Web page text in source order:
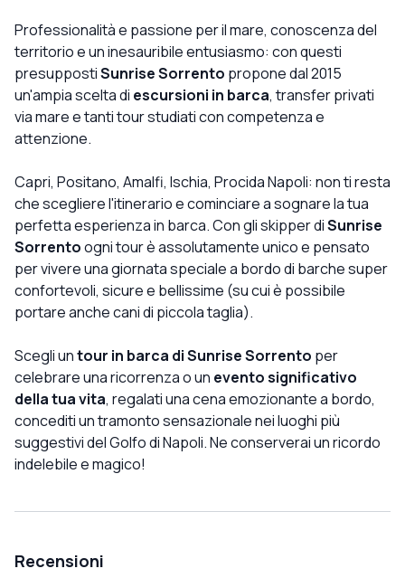
Professionalità e passione per il mare, conoscenza del
territorio e un inesauribile entusiasmo: con questi
presuppostiSunrise Sorrento propone dal 2015
un'ampia scelta di escursioni in barca, transfer privati
via mare e tanti tour studiati con competenza e
attenzione.
Capri, Positano, Amalfi, Ischia, Procida Napoli: non ti resta
che scegliere l'itinerario e cominciare a sognare la tua
perfetta esperienza in barca. Con gli skipper diSunrise
Sorrentoogni tour è assolutamente unico e pensato
per vivere una giornata speciale a bordo di barche super
confortevoli, sicure e bellissime (su cui è possibile
portare anche cani di piccola taglia).
Scegli untour in barca di Sunrise Sorrento per
celebrare una ricorrenza o un evento significativo
della tua vita, regalati una cena emozionante a bordo,
concediti un tramonto sensazionale nei luoghi più
suggestivi del Golfo di Napoli. Ne conserverai un ricordo
indelebile e magico!
Recensioni